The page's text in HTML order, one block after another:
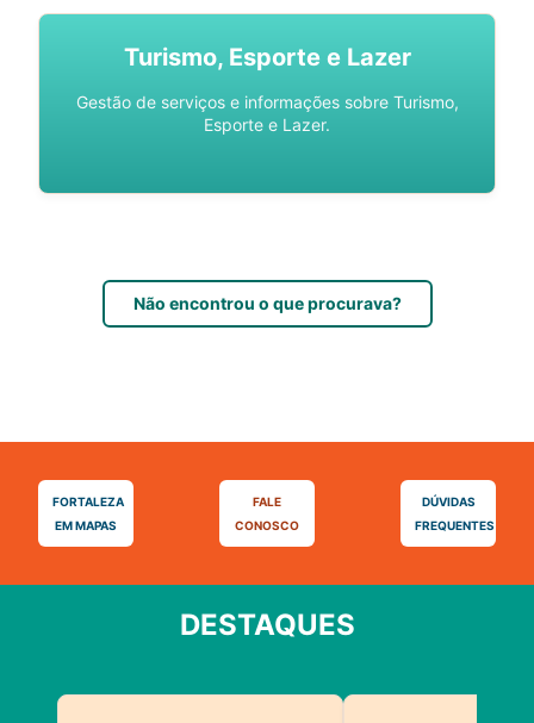
Turismo, Esporte e Lazer
Gestão de serviços e informações sobre Turismo,
Esporte e Lazer.
Não encontrou o que procurava?
FORTALEZA
EM MAPAS
FALE
CONOSCO
DÚVIDAS
FREQUENTES
DESTAQUES